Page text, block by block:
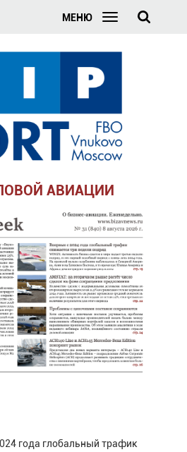
МЕНЮ
АВИАЦИИ
года глобальный трафик